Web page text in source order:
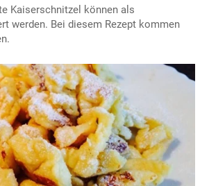
Kaiserschnitzel können als
werden. Bei diesem Rezept kommen